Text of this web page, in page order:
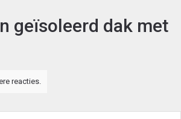
geïsoleerd dak met
reacties.